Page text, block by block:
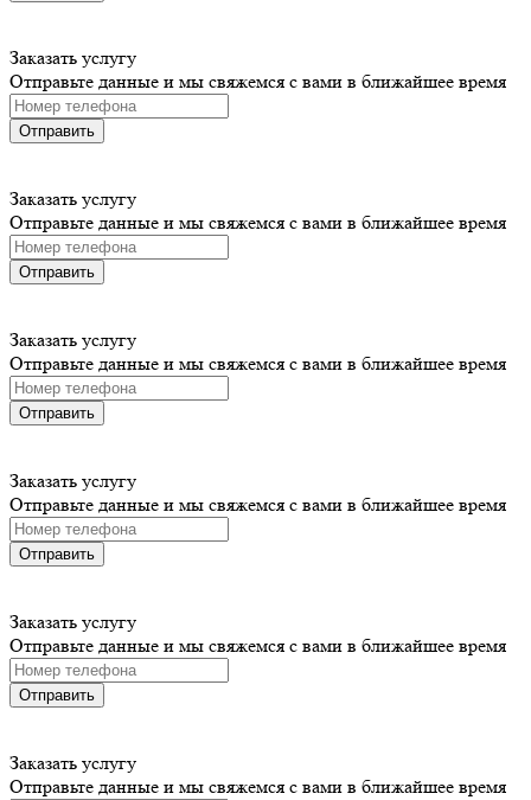
Заказать услугу
Отправьте данные и мы свяжемся с вами в ближайшее время
Отправить
Заказать услугу
Отправьте данные и мы свяжемся с вами в ближайшее время
Отправить
Заказать услугу
Отправьте данные и мы свяжемся с вами в ближайшее время
Отправить
Заказать услугу
Отправьте данные и мы свяжемся с вами в ближайшее время
Отправить
Заказать услугу
Отправьте данные и мы свяжемся с вами в ближайшее время
Отправить
Заказать услугу
Отправьте данные и мы свяжемся с вами в ближайшее время